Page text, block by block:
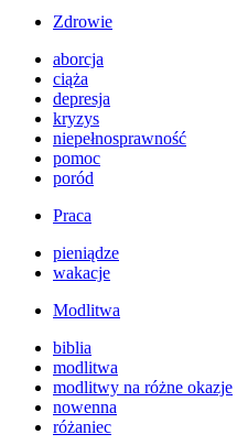
Zdrowie
aborcja
ciąża
depresja
kryzys
niepełnosprawność
pomoc
poród
Praca
pieniądze
wakacje
Modlitwa
biblia
modlitwa
modlitwy na różne okazje
nowenna
różaniec